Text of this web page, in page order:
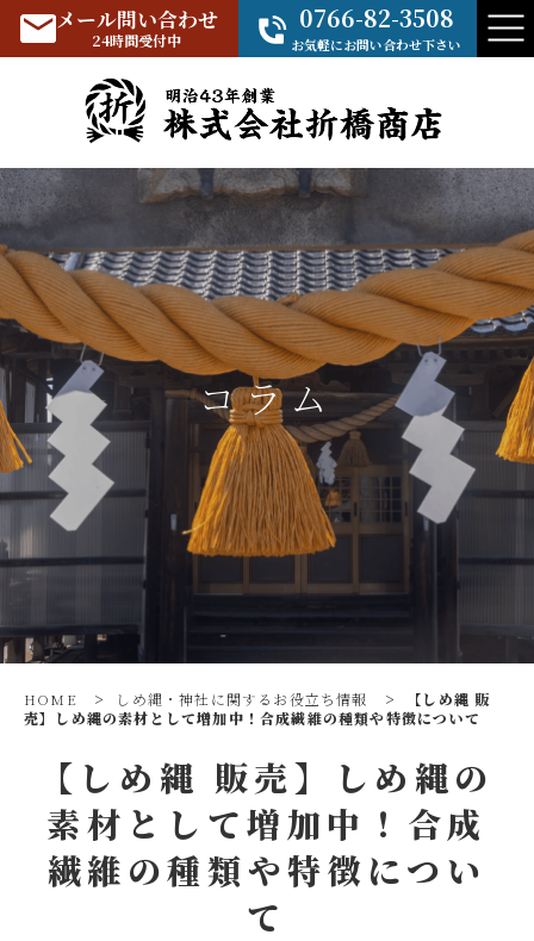
メール問い合わせ
24時間受付中
0766-82-3508
お気軽にお問い合わせ下さい
コラム
HOME > しめ縄・神社に関するお役立ち情報 >
【しめ縄 販
売】しめ縄の素材として増加中！合成繊維の種類や特徴について
【しめ縄 販売】しめ縄の
素材として増加中！合成
繊維の種類や特徴につい
て